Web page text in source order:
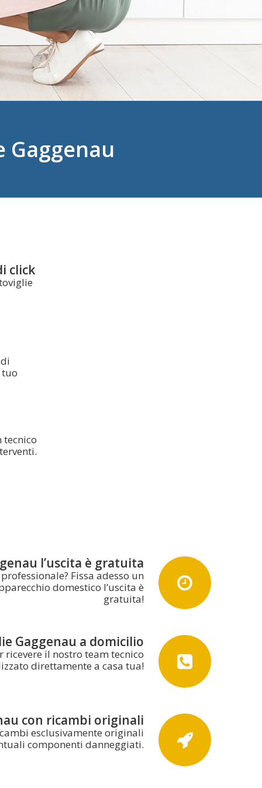
Gaggenau
click
tecnico
l’uscita è gratuita
Fissa adesso un
domestico l’uscita è
gratuita!
Gaggenau a domicilio
ricevere il nostro team tecnico
direttamente a casa tua!
con ricambi originali
esclusivamente originali
componenti danneggiati.